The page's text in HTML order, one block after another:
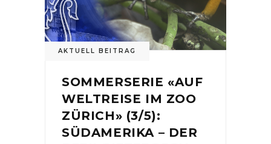
AKTUELL BEITRAG
SOMMERSERIE «AUF
WELTREISE IM ZOO
ZÜRICH» (3/5):
SÜDAMERIKA – DER